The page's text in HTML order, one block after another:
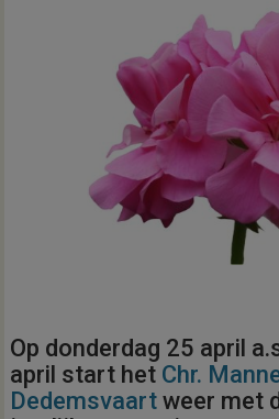
Op donderdag 25 april
april start het Chr.
Dedemsvaart weer met